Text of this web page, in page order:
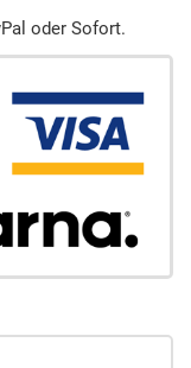
oder Sofort.